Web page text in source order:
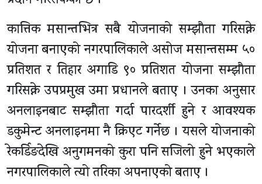
कात्तिक मसान्तभित्र सबै योजनाको सम्झौता गरिसक्ने
योजना बनाएको नगरपालिकाले असोज मसान्तसम्म ५०
प्रतिशत र तिहार अगाडि ९० प्रतिशत योजना सम्झौता
गरिसक्ने उपप्रमुख उमा प्रधानले बताए । उनका अनुसार
अनलाइनबाट सम्झौता गर्दा पारदर्शी हुने र आवश्यक
डकुमेन्ट अनलाइनमा नै क्रिएट गर्नेछ । यसले योजनाको
रेकर्डिङदेखि अनुगमनको कुरा पनि सजिलो हुने भएकाले
नगरपालिकाले त्यो तरिका अपनाएको बताए ।